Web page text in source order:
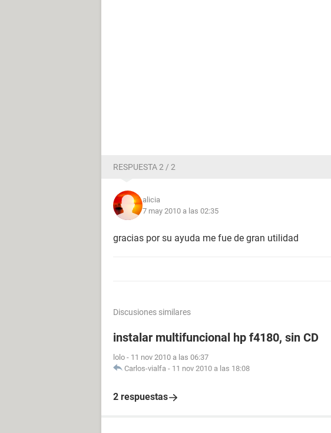
RESPUESTA 2 / 2
alicia
7 may 2010 a las 02:35
gracias por su ayuda me fue de gran utilidad
Discusiones similares
instalar multifuncional hp f4180, sin CD
lolo - 11 nov 2010 a las 06:37
Carlos-vialfa - 11 nov 2010 a las 18:08
2 respuestas